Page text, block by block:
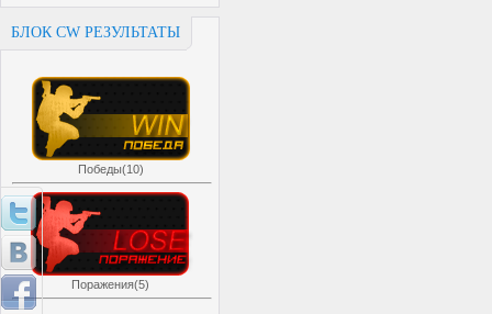
БЛОК CW РЕЗУЛЬТАТЫ
Победы(10)
Поражения(5)